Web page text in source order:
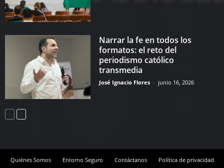
Narrar la fe en todos los
formatos: el reto del
periodismo católico
transmedia
José Ignacio Flores - junio 16, 2026
Quiénes Somos Entorno Seguro Contáctanos Política de privacidad